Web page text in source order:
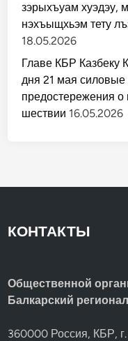
зэрыхъуам хуэдэу,
нэхъыщхьэм тету
18.05.2026
Главе КБР Казбеку
дня 21 мая силовые
предостережения о
шествии 16.05.2026
КОНТАКТЫ
Общественной
Балкарский
360000 Россия, КБР, г.